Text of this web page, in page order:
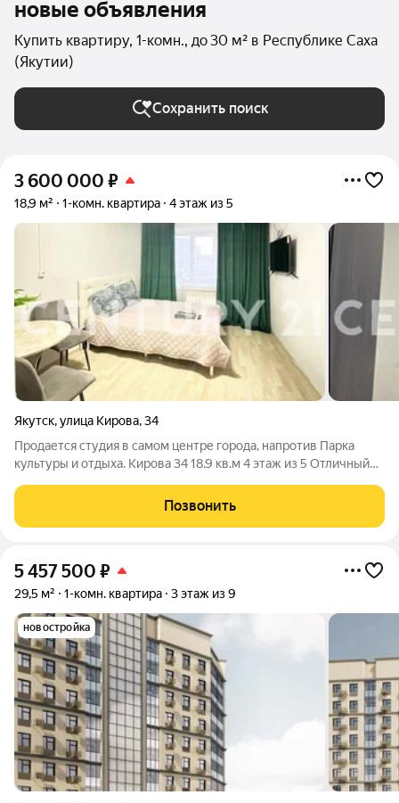
новые объявления
Купить квартиру, 1-комн., до 30 м² в Республике Саха
(Якутии)
Сохранить поиск
3 600 000 ₽
18,9 м² 1-комн. квартира 4 этаж из 5
Якутск,улица Кирова,34
Продается студия в самом центре города, напротив Парка
культуры и отдыха. Кирова 34 18.9 кв.м 4 этаж из 5 Отличный
кинотеатр, ТЦ, магазины, крестьянский рынок, парк, МФЦ,
аптека, отделение
Позвонить
5 457 500 ₽
29,5 м² 1-комн. квартира 3 этаж из 9
новостройка